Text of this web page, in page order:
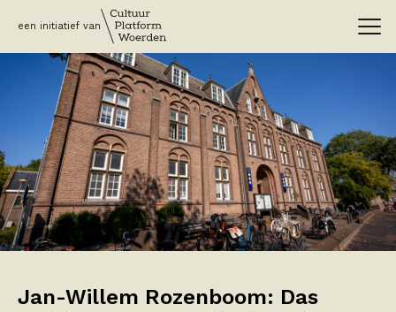
een initiatief van
Jan-Willem Rozenboom: Das